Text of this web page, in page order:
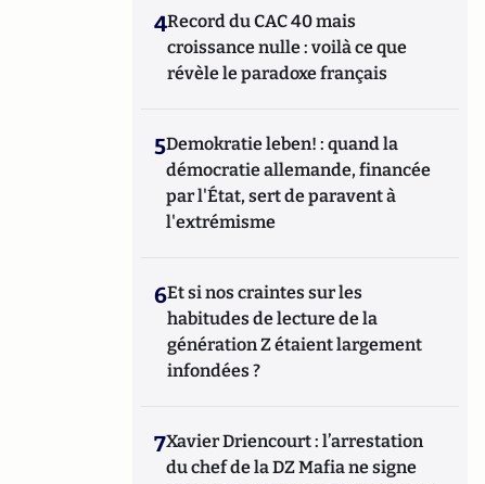
4Record du CAC 40 mais
croissance nulle : voilà ce que
révèle le paradoxe français
5Demokratie leben! : quand la
démocratie allemande, financée
par l'État, sert de paravent à
l'extrémisme
6Et si nos craintes sur les
habitudes de lecture de la
génération Z étaient largement
infondées ?
7Xavier Driencourt : l’arrestation
du chef de la DZ Mafia ne signe